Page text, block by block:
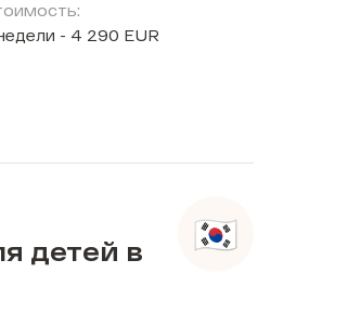
- 4 290 EUR
детей в